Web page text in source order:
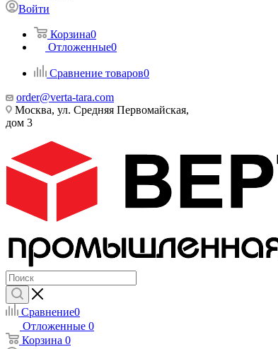
Войти
Корзина0
Отложенные0
Сравнение товаров0
order@verta-tara.com
Москва, ул. Средняя Первомайская,
дом 3
Сравнение0
Отложенные 0
Корзина 0